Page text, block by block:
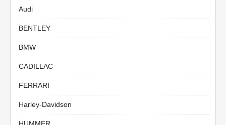
Audi
BENTLEY
BMW
CADILLAC
FERRARI
Harley-Davidson
HUMMER